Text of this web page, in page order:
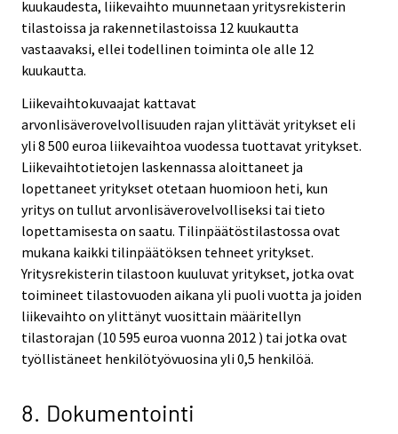
kuukaudesta, liikevaihto muunnetaan yritysrekisterin
tilastoissa ja rakennetilastoissa 12 kuukautta
vastaavaksi, ellei todellinen toiminta ole alle 12
kuukautta.
Liikevaihtokuvaajat kattavat
arvonlisäverovelvollisuuden rajan ylittävät yritykset eli
yli 8 500 euroa liikevaihtoa vuodessa tuottavat yritykset.
Liikevaihtotietojen laskennassa aloittaneet ja
lopettaneet yritykset otetaan huomioon heti, kun
yritys on tullut arvonlisäverovelvolliseksi tai tieto
lopettamisesta on saatu. Tilinpäätöstilastossa ovat
mukana kaikki tilinpäätöksen tehneet yritykset.
Yritysrekisterin tilastoon kuuluvat yritykset, jotka ovat
toimineet tilastovuoden aikana yli puoli vuotta ja joiden
liikevaihto on ylittänyt vuosittain määritellyn
tilastorajan (10 595 euroa vuonna 2012 ) tai jotka ovat
työllistäneet henkilötyövuosina yli 0,5 henkilöä.
8. Dokumentointi